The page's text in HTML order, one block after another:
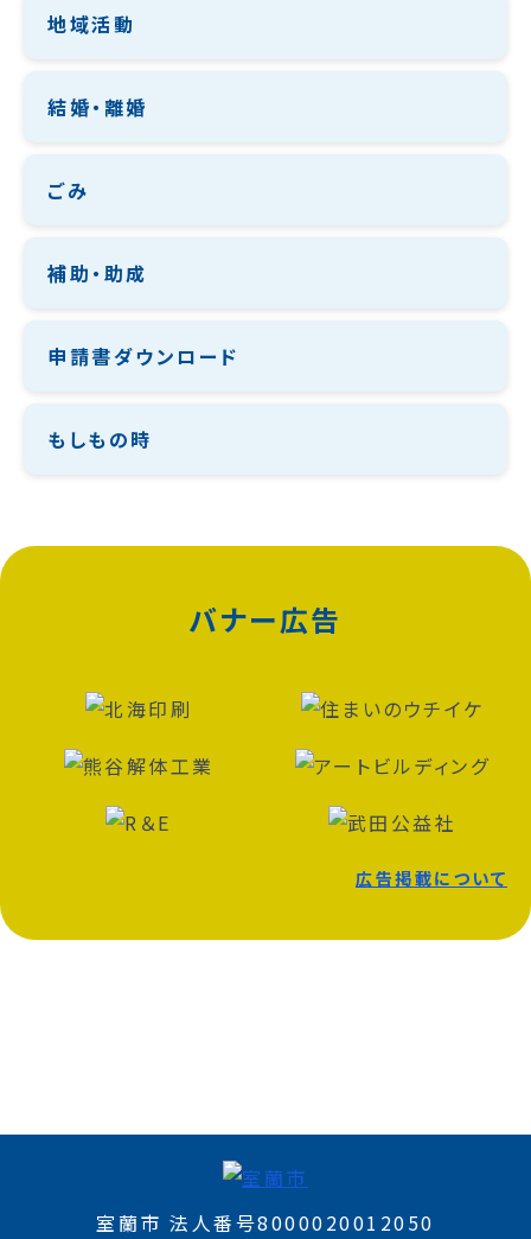
地域活動
結婚・離婚
ごみ
補助・助成
申請書ダウンロード
もしもの時
バナー広告
広告掲載について
室蘭市 法人番号8000020012050